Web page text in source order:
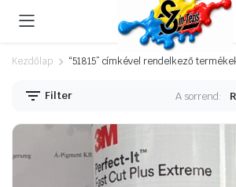
Kezdőlap “51815” címkével rendelkező
Filter A sorrend: